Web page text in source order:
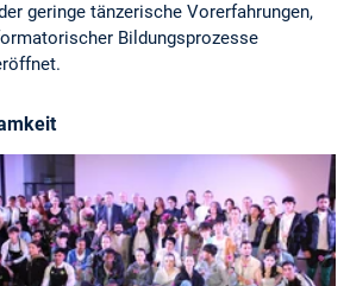
geringe tänzerische Vorerfahrungen,
Bildungsprozesse